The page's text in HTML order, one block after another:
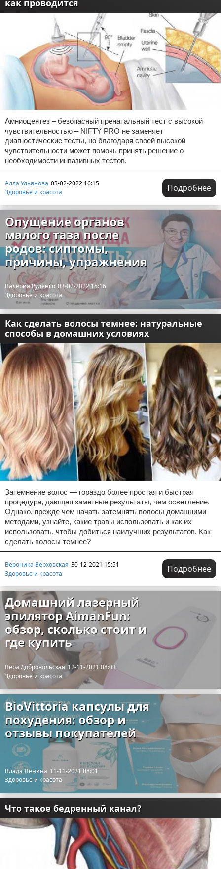
как проводится
Амниоцентез – безопасный пренатальный тест с высокой
чувствительностью – NIFTY PRO не заменяет
диагностические тесты, но благодаря своей высокой
чувствительности может помочь принять решение о
необходимости инвазивных тестов.
Алла Ульянова 03-02-2022 16:15
Здоровье и красота
Подробнее
Опущение органов
малого таза после
родов: сиптомы,
причины, упражнения
Валерия Руденко 03-02-2022 15:16
Здоровье и красота
Как сделать волосы темнее: натуральные
способы в домашних условиях
Затемнение волос — гораздо более простая и быстрая
процедура, дающая заметные результаты, чем осветление.
Однако, прежде чем начать затемнять волосы домашними
методами, узнайте, какие травы использовать и как их
использовать, чтобы добиться наилучших результатов. Как
сделать волосы темнее?
Вероника Верховская 30-12-2021 15:51
Здоровье и красота
Подробнее
Домашний лазерный
эпилятор AimanFun:
обзор, сколько стоит и
где купить
Вера Добровольская 12-11-2021 08:03
Здоровье и красота
BioVittoria капсулы для
похудения: обзор и
отзывы покупателей
Влада Ленина 11-11-2021 08:01
Здоровье и красота
Что такое бедренный канал?